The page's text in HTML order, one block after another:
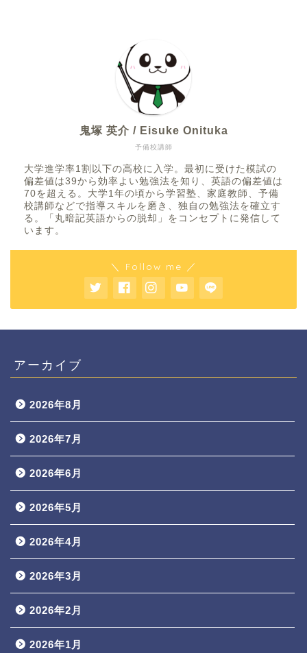
予備校講師
鬼塚 英介 / Eisuke Onituka
大学進学率1割以下の高校に入学。最初に受けた模試の
偏差値は39から効率よい勉強法を知り、英語の偏差値は
70を超える。大学1年の頃から学習塾、家庭教師、予備
校講師などで指導スキルを磨き、独自の勉強法を確立す
る。「丸暗記英語からの脱却」をコンセプトに発信して
います。
＼ Follow me ／
アーカイブ
2026年8月
2026年7月
2026年6月
2026年5月
2026年4月
2026年3月
2026年2月
2026年1月